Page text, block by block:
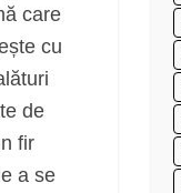
care
cu
de
fir
a se